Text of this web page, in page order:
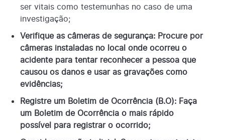
ser vitais como testemunhas no caso de uma
investigação;
Verifique as câmeras de segurança: Procure por
câmeras instaladas no local onde ocorreu o
acidente para tentar reconhecer a pessoa que
causou os danos e usar as gravações como
evidências;
Registre um Boletim de Ocorrência (B.O): Faça
um Boletim de Ocorrência o mais rápido
possível para registrar o ocorrido;